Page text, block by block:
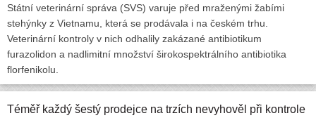
Státní veterinární správa (SVS) varuje před mraženými žabími
stehýnky z Vietnamu, která se prodávala i na českém trhu.
Veterinární kontroly v nich odhalily zakázané antibiotikum
furazolidon a nadlimitní množství širokospektrálního antibiotika
florfenikolu.
Téměř každý šestý prodejce na trzích nevyhověl při kontrole